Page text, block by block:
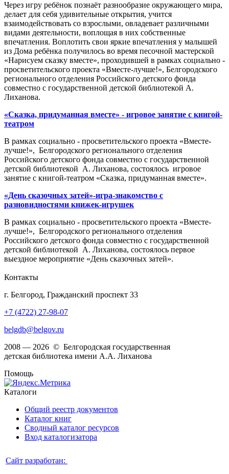
Через игру ребёнок познаёт разнообразие окружающего мира,
делает для себя удивительные открытия, учится
взаимодействовать со взрослыми, овладевает различными
видами деятельности, воплощая в них собственные
впечатления. Воплотить свои яркие впечатления у малышей
из Дома ребёнка получилось во время песочной мастерской
«Нарисуем сказку вместе», проходившей в рамках социально -
просветительского проекта «Вместе-лучше!», Белгородского
регионального отделения Российского детского фонда
совместно с государственной детской библиотекой А.
Лиханова.
«Сказка, придуманная вместе» - игровое занятие с книгой-
театром
В рамках социально - просветительского проекта «Вместе-
лучше!», Белгородского регионального отделения
Российского детского фонда совместно с государственной
детской библиотекой А. Лиханова, состоялось игровое
занятие с книгой-театром «Сказка, придуманная вместе».
«День сказочных затей»-игра-знакомство с
разновидностями книжек-игрушек
В рамках социально - просветительского проекта «Вместе-
лучше!», Белгородского регионального отделения
Российского детского фонда совместно с государственной
детской библиотекой А. Лиханова, состоялось первое
выездное мероприятие «День сказочных затей».
Контакты
г. Белгород, Гражданский проспект 33
+7 (4722) 27-98-07
belgdb@belgov.ru
2008 — 2026 © Белгородская государственная
детская библиотека имени А.А. Лиханова
Помощь
Каталоги
Общий реестр документов
Каталог книг
Сводный каталог ресурсов
Вход каталогизатора
Сайт разработан: